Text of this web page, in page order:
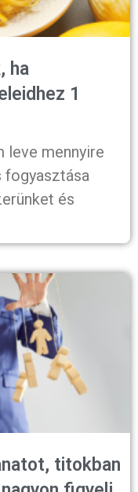
ha
1
leve mennyire
fogyasztása
és
titokban